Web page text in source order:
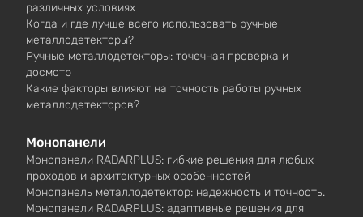
различных условиях
Когда и где лучше всего использовать ручные
металлодетекторы?
Ручные металлодетекторы: точечная проверка и
досмотр
Какие факторы влияют на точность работы ручных
металлодетекторов?
Монопанели
Монопанели RADARPLUS: гибкие решения для любых
проходов и архитектурных особенностей
Монопанель металлодетектор: надежность и точность.
Монопанели RADARPLUS: адаптивные решения для